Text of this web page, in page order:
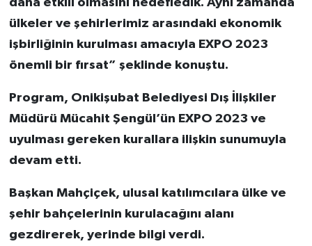
daha etkili olmasını hedefledik. Aynı zamanda
ülkeler ve şehirlerimiz arasındaki ekonomik
işbirliğinin kurulması amacıyla EXPO 2023
önemli bir fırsat” şeklinde konuştu.
Program, Onikişubat Belediyesi Dış İlişkiler
Müdürü Mücahit Şengül’ün EXPO 2023 ve
uyulması gereken kurallara ilişkin sunumuyla
devam etti.
Başkan Mahçiçek, ulusal katılımcılara ülke ve
şehir bahçelerinin kurulacağını alanı
gezdirerek, yerinde bilgi verdi.